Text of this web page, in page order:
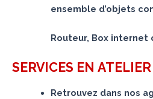
ensemble d’objets
Routeur, Box internet
SERVICES EN ATELIER
Retrouvez dans nos